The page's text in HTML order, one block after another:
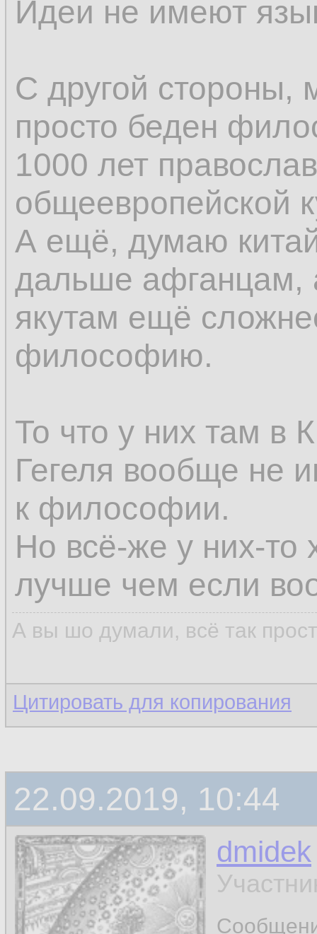
Идеи не имеют
С другой стороны,
просто беден
1000 лет
общеевропейской
А ещё, думаю
дальше афганцам,
якутам ещё
философию.
То что у них там в
Гегеля вообще не
к философии.
Но всё-же у них-то
лучше чем если
А вы шо думали, всё так
Цитировать для копирования
22.09.2019, 10:44
dmidek